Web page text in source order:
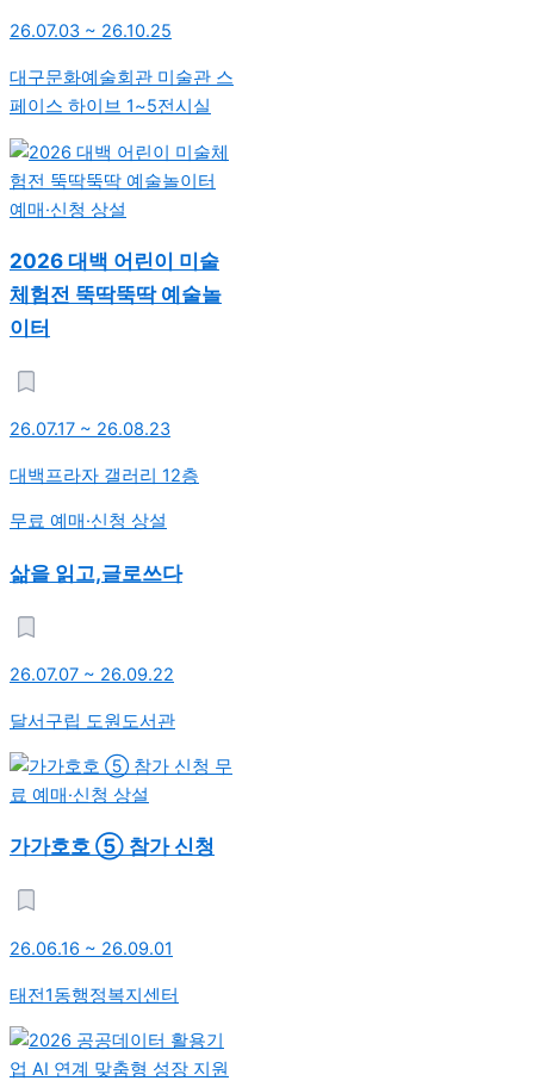
26.07.03 ~ 26.10.25
대구문화예술회관 미술관 스
페이스 하이브 1~5전시실
예매·신청 상설
2026 대백 어린이 미술
체험전 뚝딱뚝딱 예술놀
이터
26.07.17 ~ 26.08.23
대백프라자 갤러리 12층
무료 예매·신청 상설
삶을 읽고,글로쓰다
26.07.07 ~ 26.09.22
달서구립 도원도서관
무
료 예매·신청 상설
가가호호 ⑤ 참가 신청
26.06.16 ~ 26.09.01
태전1동행정복지센터